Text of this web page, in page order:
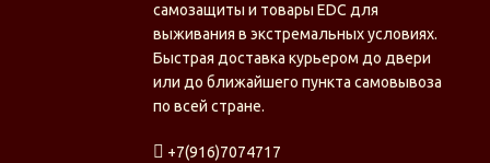
самозащиты и товары EDC для
выживания в экстремальных условиях.
Быстрая доставка курьером до двери
или до ближайшего пункта самовывоза
по всей стране.
+7(916)7074717